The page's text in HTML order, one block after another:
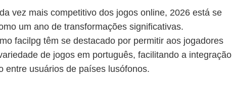
vez mais competitivo dos jogos online, 2026 está se
um ano de transformações significativas.
facilpg têm se destacado por permitir aos jogadores
de jogos em português, facilitando a integração
entre usuários de países lusófonos.